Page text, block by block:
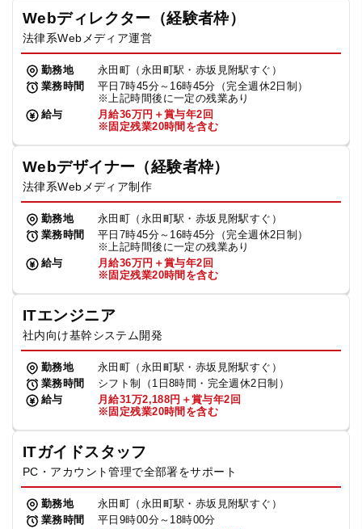
Webディレクター（経験者枠）
法律系Webメディア運営
勤務地
永田町（永田町駅・赤坂見附駅すぐ）
業務時間
平日7時45分～16時45分（完全週休2日制）
※上記時間後に一定の残業あり
給与
月給36万円＋賞与年2回
※固定残業20時間を含む
Webデザイナー（経験者枠）
法律系Webメディア制作
勤務地
永田町（永田町駅・赤坂見附駅すぐ）
業務時間
平日7時45分～16時45分（完全週休2日制）
※上記時間後に一定の残業あり
給与
月給36万円＋賞与年2回
※固定残業20時間を含む
ITエンジニア
社内向け基幹システム開発
勤務地
永田町（永田町駅・赤坂見附駅すぐ）
業務時間
シフト制（1日8時間・完全週休2日制）
給与
月給31万2,188円＋賞与年2回
※固定残業20時間を含む
ITガイドスタッフ
PC・アカウント管理で全部署をサポート
勤務地
永田町（永田町駅・赤坂見附駅すぐ）
業務時間
平日9時00分～18時00分